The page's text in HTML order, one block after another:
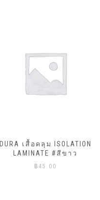
DURA เสื้อคลุม ISOLATION
LAMINATE #สีขาว
฿ 45.00